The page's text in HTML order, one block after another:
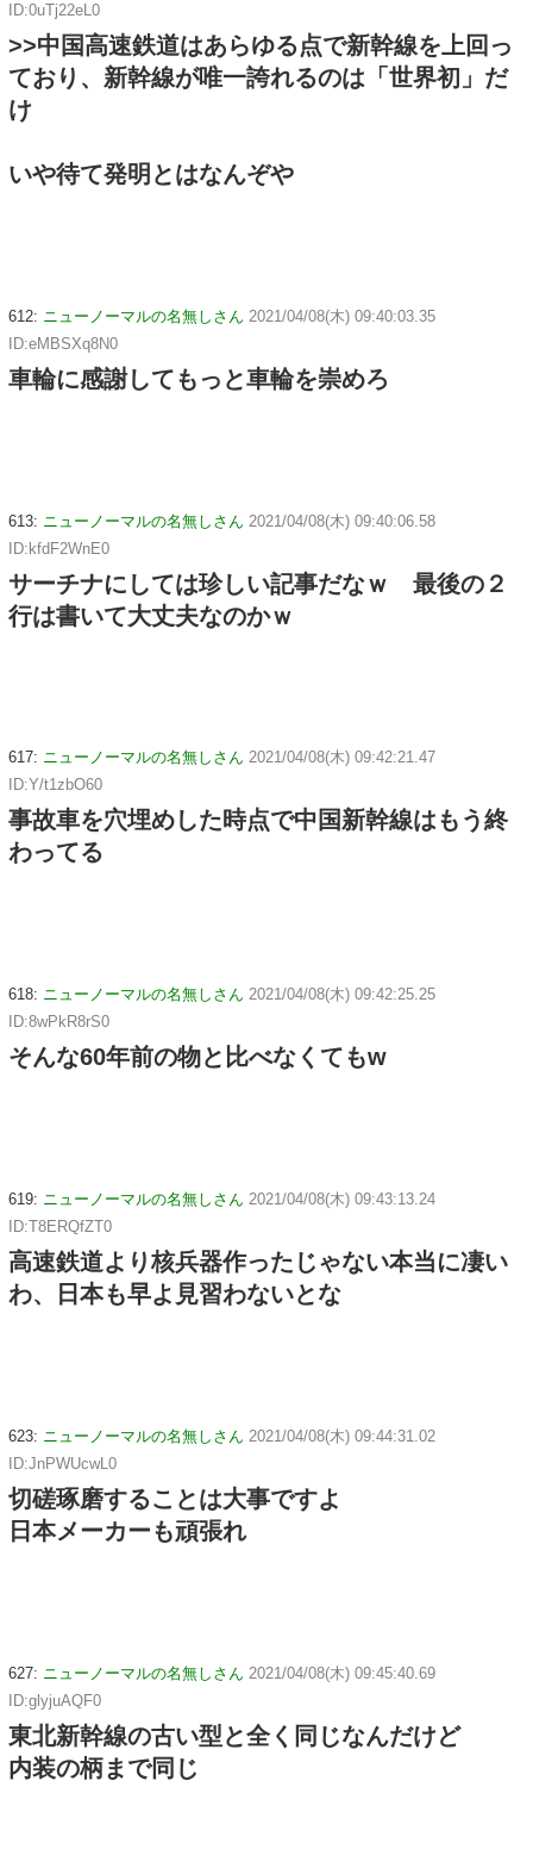
ID:0uTj22eL0
>>中国高速鉄道はあらゆる点で新幹線を上回っ
ており、新幹線が唯一誇れるのは「世界初」だ
け
いや待て発明とはなんぞや
612: ニューノーマルの名無しさん 2021/04/08(木) 09:40:03.35
ID:eMBSXq8N0
車輪に感謝してもっと車輪を崇めろ
613: ニューノーマルの名無しさん 2021/04/08(木) 09:40:06.58
ID:kfdF2WnE0
サーチナにしては珍しい記事だなｗ 最後の２
行は書いて大丈夫なのかｗ
617: ニューノーマルの名無しさん 2021/04/08(木) 09:42:21.47
ID:Y/t1zbO60
事故車を穴埋めした時点で中国新幹線はもう終
わってる
618: ニューノーマルの名無しさん 2021/04/08(木) 09:42:25.25
ID:8wPkR8rS0
そんな60年前の物と比べなくてもw
619: ニューノーマルの名無しさん 2021/04/08(木) 09:43:13.24
ID:T8ERQfZT0
高速鉄道より核兵器作ったじゃない本当に凄い
わ、日本も早よ見習わないとな
623: ニューノーマルの名無しさん 2021/04/08(木) 09:44:31.02
ID:JnPWUcwL0
切磋琢磨することは大事ですよ
日本メーカーも頑張れ
627: ニューノーマルの名無しさん 2021/04/08(木) 09:45:40.69
ID:glyjuAQF0
東北新幹線の古い型と全く同じなんだけど
内装の柄まで同じ